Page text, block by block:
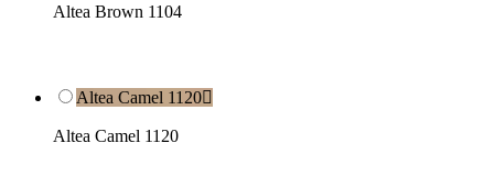
Altea Brown 1104
Altea Camel 1120
Altea Camel 1120